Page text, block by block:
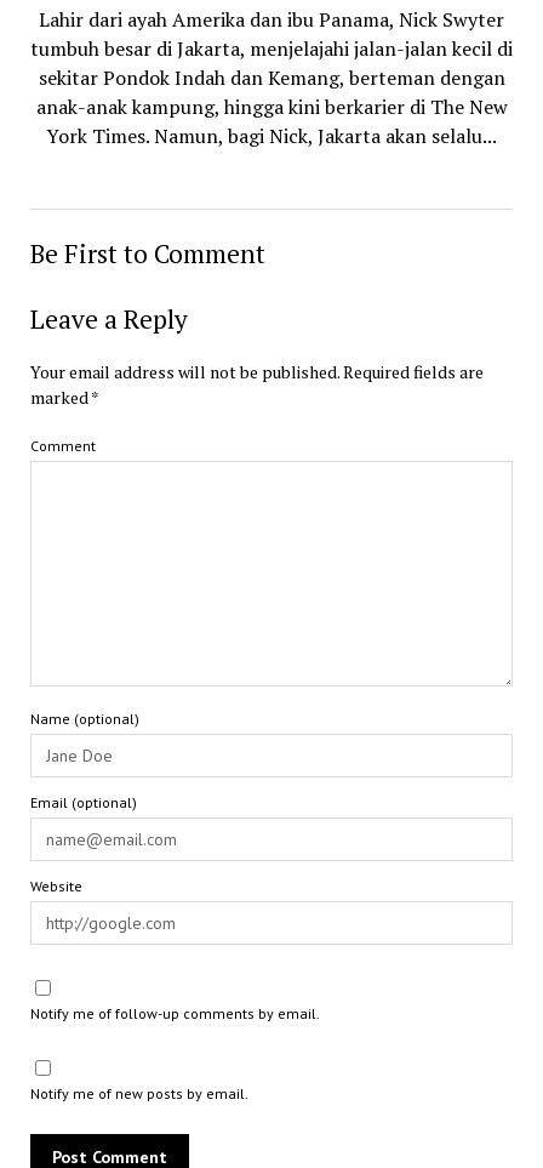
Lahir dari ayah Amerika dan ibu Panama, Nick Swyter
tumbuh besar di Jakarta, menjelajahi jalan-jalan kecil di
sekitar Pondok Indah dan Kemang, berteman dengan
anak-anak kampung, hingga kini berkarier di The New
York Times. Namun, bagi Nick, Jakarta akan selalu...
Be First to Comment
Leave a Reply
Your email address will not be published.Required fields are
marked*
Comment
Name (optional)
Email (optional)
Website
Notify me of follow-up comments by email.
Notify me of new posts by email.